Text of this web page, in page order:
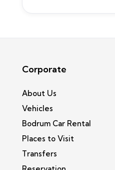
Corporate
About Us
Vehicles
Bodrum Car Rental
Places to Visit
Transfers